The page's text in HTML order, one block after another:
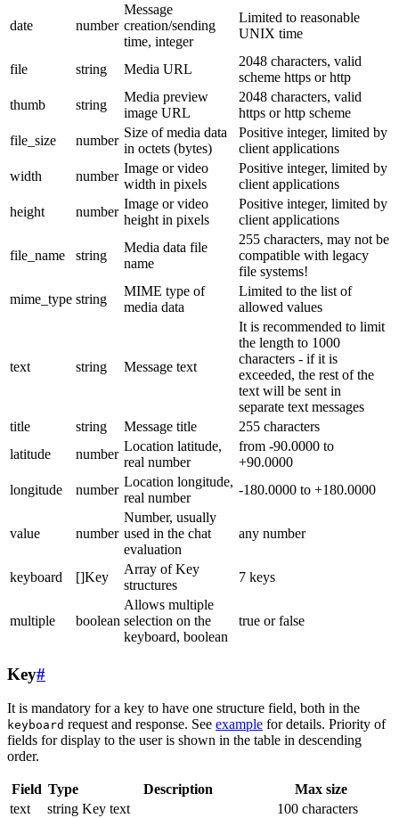
date number
Message
creation/sending
time, integer
Limited to reasonable
UNIX time
file string Media URL
2048 characters, valid
scheme https or http
thumb
string
Media preview
image URL
2048 characters, valid
https or http scheme
file_size
number
Size of media data
in octets (bytes)
Positive integer, limited by
client applications
width
number
Image or video
width in pixels
Positive integer, limited by
client applications
height
number
Image or video
height in pixels
Positive integer, limited by
client applications
file_name string
Media data file
name
255 characters, may not be
compatible with legacy
file systems!
mime_type string
MIME type of
media data
Limited to the list of
allowed values
text string Message text
It is recommended to limit
the length to 1000
characters - if it is
exceeded, the rest of the
text will be sent in
separate text messages
title
string Message title
255 characters
latitude
number
Location latitude,
real number
from -90.0000 to
+90.0000
longitude
number
Location longitude,
real number
-180.0000 to +180.0000
value number
Number, usually
used in the chat
evaluation
any number
keyboard []Key
Array of Key
structures
7 keys
multiple boolean
Allows multiple
selection on the
keyboard, boolean
true or false
Key#
It is mandatory for a key to have one structure field, both in the
keyboard request and response. See example for details. Priority of
fields for display to the user is shown in the table in descending
order.
Field Type Description
Max size
text
string Key text
100 characters